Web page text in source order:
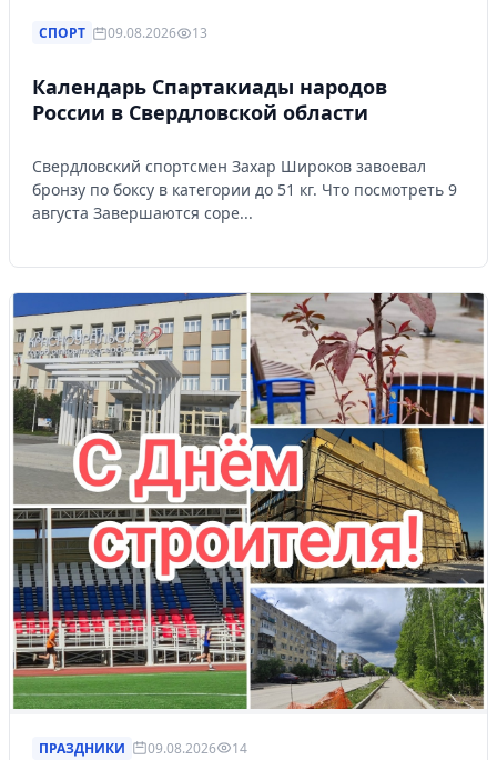
СПОРТ 09.08.2026 13
Календарь Спартакиады народов
России в Свердловской области
Свердловский спортсмен Захар Широков завоевал
бронзу по боксу в категории до 51 кг. Что посмотреть 9
августа Завершаются соре...
ПРАЗДНИКИ 09.08.2026 14